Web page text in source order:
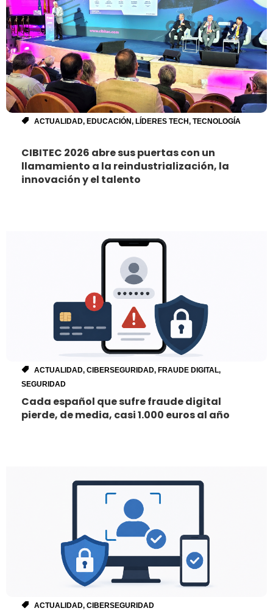
ACTUALIDAD, EDUCACIÓN, LÍDERES TECH, TECNOLOGÍA
CIBITEC 2026 abre sus puertas con un
llamamiento a la reindustrialización, la
innovación y el talento
ACTUALIDAD, CIBERSEGURIDAD, FRAUDE DIGITAL,
SEGURIDAD
Cada español que sufre fraude digital
pierde, de media, casi 1.000 euros al año
ACTUALIDAD, CIBERSEGURIDAD